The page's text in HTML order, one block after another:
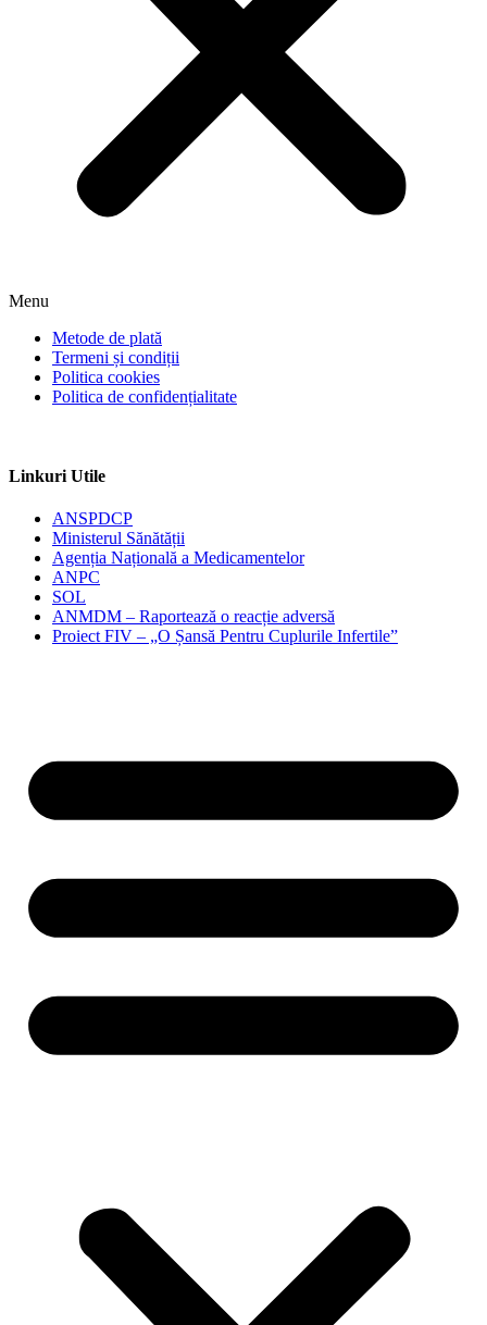
Menu
Metode de plată
Termeni și condiții
Politica cookies
Politica de confidențialitate
Linkuri Utile
ANSPDCP
Ministerul Sănătății
Agenția Națională a Medicamentelor
ANPC
SOL
ANMDM – Raportează o reacție adversă
Proiect FIV – „O Șansă Pentru Cuplurile Infertile”